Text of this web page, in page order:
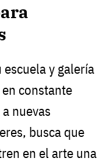
y galería
constante
nuevas
busca que
en el arte una